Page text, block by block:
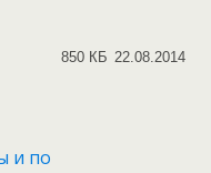
и по
850 КБ 22.08.2014